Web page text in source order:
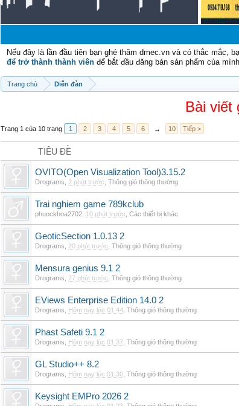
Nếu đây là lần đầu tiên bạn ghé thăm dmec.vn và có thắc mắc,
để trở thành thành viên để bắt đầu đăng bán sản phẩm của
Trang chủ Diễn đàn
Bài viết
Trang 1 của 10 trang 1 2 3 4 5 6 → 10 Tiếp >
TIÊU ĐỀ
OVITO(Open Visualization Tool)3.15.2
Drograms 2 phút trước Thông gió thông thường
Trai nghiem game 789kclub
phuockhoa2702 10 phút trước Các thiết bị khác
GeoticSection 1.0.13 2
Drograms 20 phút trước Thông gió thông thường
Mensura genius 9.1 2
Drograms 27 phút trước Thông gió thông thường
EViews Enterprise Edition 14.0 2
Drograms Hôm nay lúc 01:44 Thông gió thông thường
Phast Safeti 9.1 2
Drograms Hôm nay lúc 01:37 Thông gió thông thường
GL Studio++ 8.2
Drograms Hôm nay lúc 01:30 Thông gió thông thường
Keysight EMPro 2026 2